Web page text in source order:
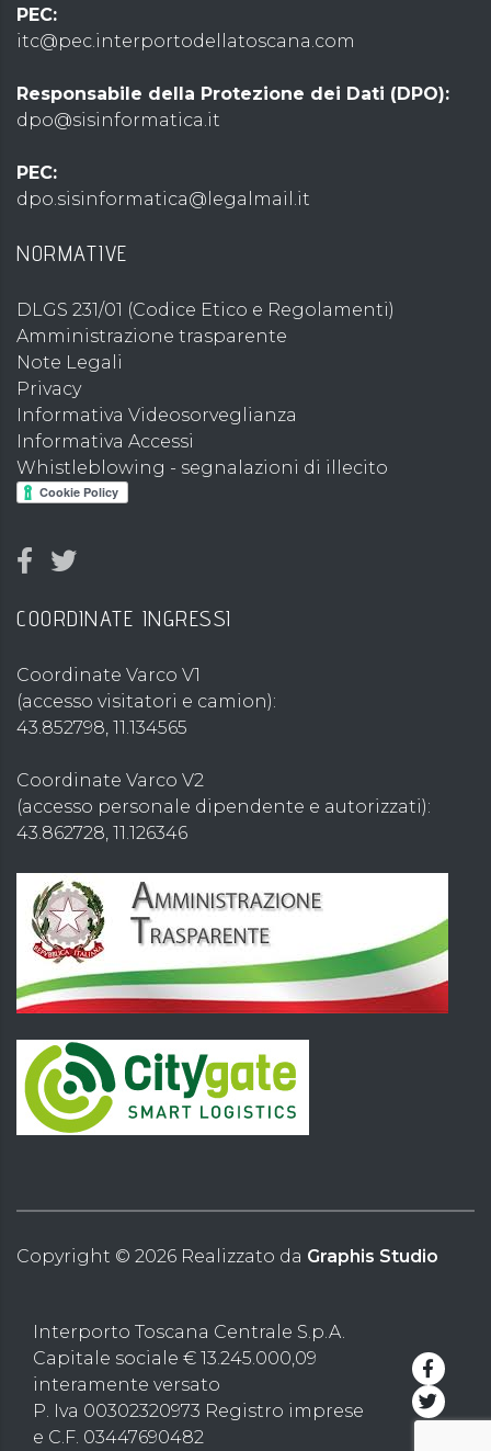
PEC:
itc@pec.interportodellatoscana.com
Responsabile della Protezione dei Dati (DPO):
dpo@sisinformatica.it
PEC:
dpo.sisinformatica@legalmail.it
NORMATIVE
DLGS 231/01 (Codice Etico e Regolamenti)
Amministrazione trasparente
Note Legali
Privacy
Informativa Videosorveglianza
Informativa Accessi
Whistleblowing - segnalazioni di illecito
COORDINATE INGRESSI
Coordinate Varco V1
(accesso visitatori e camion):
43.852798, 11.134565
Coordinate Varco V2
(accesso personale dipendente e autorizzati):
43.862728, 11.126346
Copyright © 2026 Realizzato da Graphis Studio
Interporto Toscana Centrale S.p.A.
Capitale sociale € 13.245.000,09
interamente versato
P. Iva 00302320973 Registro imprese
e C.F. 03447690482